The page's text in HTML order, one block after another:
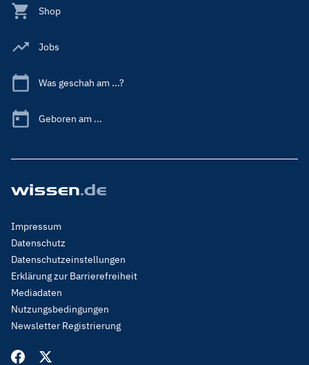
Shop
Jobs
Was geschah am ...?
Geboren am ...
Footer
Menu
Legal
Impressum
Datenschutz
Datenschutzeinstellungen
Erklärung zur Barrierefreiheit
Mediadaten
Nutzungsbedingungen
Newsletter Registrierung